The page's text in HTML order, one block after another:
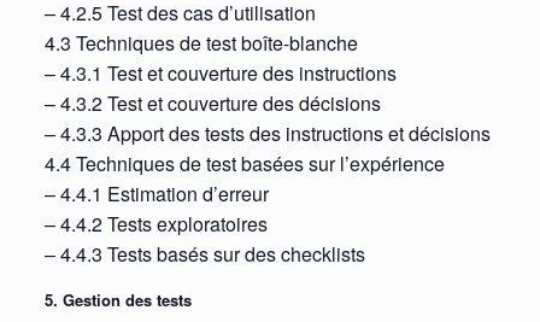
– 4.2.5 Test des cas d’utilisation
4.3 Techniques de test boîte-blanche
– 4.3.1 Test et couverture des instructions
– 4.3.2 Test et couverture des décisions
– 4.3.3 Apport des tests des instructions et décisions
4.4 Techniques de test basées sur l’expérience
– 4.4.1 Estimation d’erreur
– 4.4.2 Tests exploratoires
– 4.4.3 Tests basés sur des checklists
5. Gestion des tests